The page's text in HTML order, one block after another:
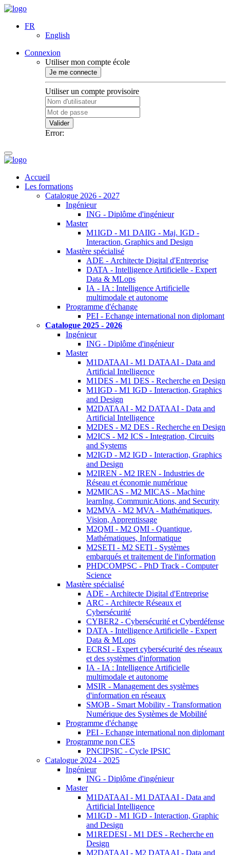
FR
English
Connexion
Utiliser mon compte école
Je me connecte
Utiliser un compte provisoire
Valider
Error:
Accueil
Les formations
Catalogue 2026 - 2027
Ingénieur
ING - Diplôme d'ingénieur
Master
M1IGD - M1 DAIIG - Maj. IGD -
Interaction, Graphics and Design
Mastère spécialisé
ADE - Architecte Digital d'Entreprise
DATA - Intelligence Artificielle - Expert
Data & MLops
IA - IA : Intelligence Artificielle
multimodale et autonome
Programme d'échange
PEI - Echange international non diplomant
Catalogue 2025 - 2026
Ingénieur
ING - Diplôme d'ingénieur
Master
M1DATAAI - M1 DATAAI - Data and
Artificial Intelligence
M1DES - M1 DES - Recherche en Design
M1IGD - M1 IGD - Interaction, Graphics
and Design
M2DATAAI - M2 DATAAI - Data and
Artificial Intelligence
M2DES - M2 DES - Recherche en Design
M2ICS - M2 ICS - Integration, Circuits
and Systems
M2IGD - M2 IGD - Interaction, Graphics
and Design
M2IREN - M2 IREN - Industries de
Réseau et économie numérique
M2MICAS - M2 MICAS - Machine
learnIng, CommunicAtions, and Security
M2MVA - M2 MVA - Mathématiques,
Vision, Apprentissage
M2QMI - M2 QMI - Quantique,
Mathématiques, Informatique
M2SETI - M2 SETI - Systèmes
embarqués et traitement de l'information
PHDCOMPSC - PhD Track - Computer
Science
Mastère spécialisé
ADE - Architecte Digital d'Entreprise
ARC - Architecte Réseaux et
Cybersécurité
CYBER2 - Cybersécurité et Cyberdéfense
DATA - Intelligence Artificielle - Expert
Data & MLops
ECRSI - Expert cybersécurité des réseaux
et des systèmes d'information
IA - IA : Intelligence Artificielle
multimodale et autonome
MSIR - Management des systèmes
d'information en réseaux
SMOB - Smart Mobility - Transformation
Numérique des Systèmes de Mobilité
Programme d'échange
PEI - Echange international non diplomant
Programme non CES
PNCIPSIC - Cycle IPSIC
Catalogue 2024 - 2025
Ingénieur
ING - Diplôme d'ingénieur
Master
M1DATAAI - M1 DATAAI - Data and
Artificial Intelligence
M1IGD - M1 IGD - Interaction, Graphic
and Design
M1REDESI - M1 DES - Recherche en
Design
M2DATAAI - M2 DATAAI - Data and